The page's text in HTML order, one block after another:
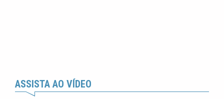
ASSISTA AO VÍDEO